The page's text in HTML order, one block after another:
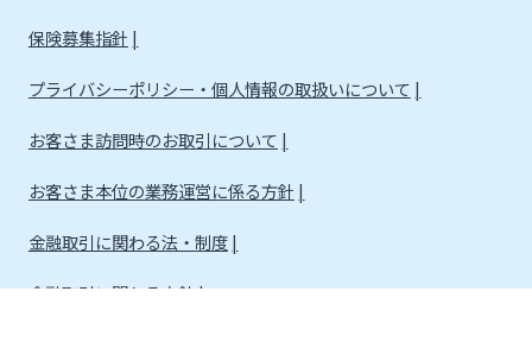
保険募集指針
プライバシーポリシー・個人情報の取扱いについて
お客さま訪問時のお取引について
お客さま本位の業務運営に係る方針
金融取引に関わる法・制度
金融取引に関わる方針